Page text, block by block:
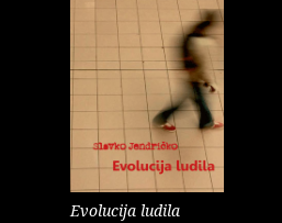
Evolucija ludila